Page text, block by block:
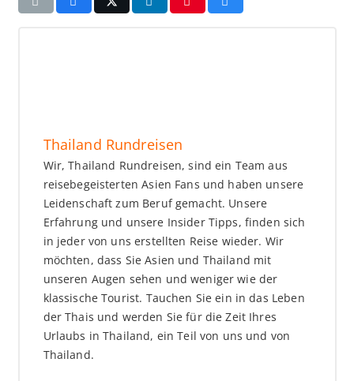
Thailand Rundreisen
Wir, Thailand Rundreisen, sind ein Team aus
reisebegeisterten Asien Fans und haben unsere
Leidenschaft zum Beruf gemacht. Unsere
Erfahrung und unsere Insider Tipps, finden sich
in jeder von uns erstellten Reise wieder. Wir
möchten, dass Sie Asien und Thailand mit
unseren Augen sehen und weniger wie der
klassische Tourist. Tauchen Sie ein in das Leben
der Thais und werden Sie für die Zeit Ihres
Urlaubs in Thailand, ein Teil von uns und von
Thailand.